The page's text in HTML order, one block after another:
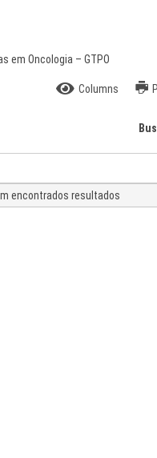
em Oncologia – GTPO
Columns
encontrados resultados